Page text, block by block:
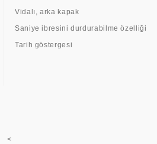
Vidalı, arka kapak
Saniye ibresini durdurabilme özelliği
Tarih göstergesi
<